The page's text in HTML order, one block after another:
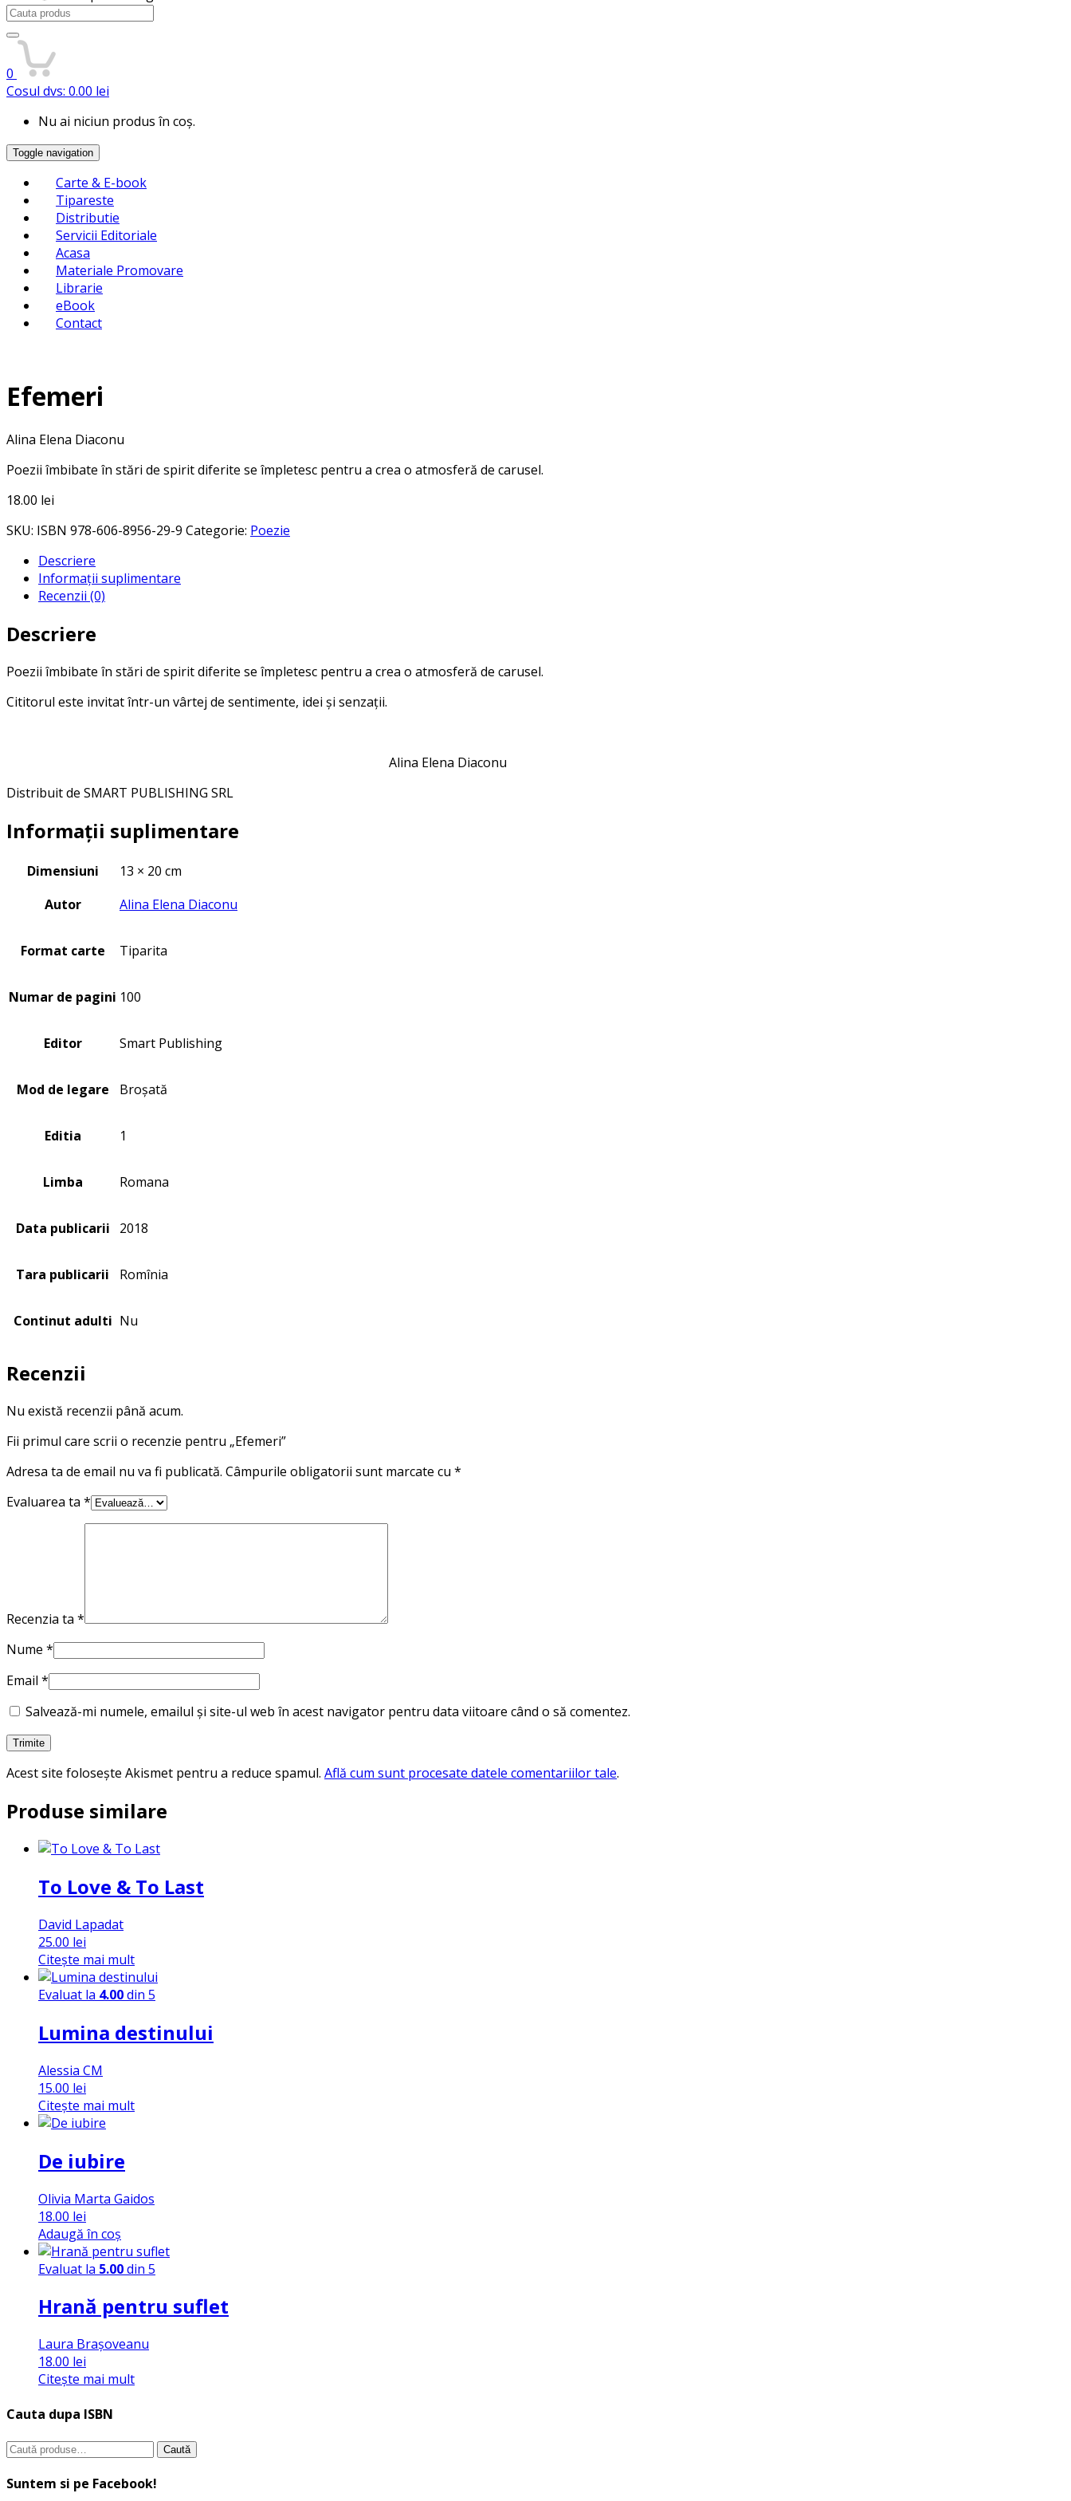
Search
for:
0
Cosul dvs: 0.00 lei
Nu ai niciun produs în coș.
Toggle navigation
Carte & E-book
Tipareste
Distributie
Servicii Editoriale
Acasa
Materiale Promovare
Librarie
eBook
Contact
Efemeri
Alina Elena Diaconu
Poezii îmbibate în stări de spirit diferite se împletesc pentru a crea o atmosferă de carusel.
18.00 lei
SKU: ISBN 978-606-8956-29-9 Categorie: Poezie
Descriere
Informații suplimentare
Recenzii (0)
Descriere
Poezii îmbibate în stări de spirit diferite se împletesc pentru a crea o atmosferă de carusel.
Cititorul este invitat într-un vârtej de sentimente, idei și senzații.
Alina Elena Diaconu
Distribuit de SMART PUBLISHING SRL
Informații suplimentare
Dimensiuni
13 × 20 cm
Autor
Alina Elena Diaconu
Format carte Tiparita
Numar de pagini 100
Editor Smart Publishing
Mod de legare Broșată
Editia 1
Limba Romana
Data publicarii 2018
Tara publicarii Romînia
Continut adulti Nu
Recenzii
Nu există recenzii până acum.
Fii primul care scrii o recenzie pentru „Efemeri”
Adresa ta de email nu va fi publicată. Câmpurile obligatorii sunt marcate cu *
Evaluarea ta *
Recenzia ta *
Nume *
Email *
Salvează-mi numele, emailul și site-ul web în acest navigator pentru data viitoare când o să comentez.
Acest site folosește Akismet pentru a reduce spamul. Află cum sunt procesate datele comentariilor tale.
Produse similare
To Love & To Last
David Lapadat
25.00 lei
Citește mai mult
Evaluat la 4.00din 5
Lumina destinului
Alessia CM
15.00 lei
Citește mai mult
De iubire
Olivia Marta Gaidos
18.00 lei
Adaugă în coș
Evaluat la 5.00din 5
Hrană pentru suflet
Laura Brașoveanu
18.00 lei
Citește mai mult
Cauta dupa ISBN
Caută
Caută
Suntem si pe Facebook!